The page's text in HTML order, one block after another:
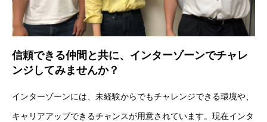
信頼できる仲間と共に、インターゾーンでチャレ
ンジしてみませんか？
インターゾーンには、未経験からでもチャレンジできる環境や、
キャリアアップできるチャンスが用意されています。現在インタ